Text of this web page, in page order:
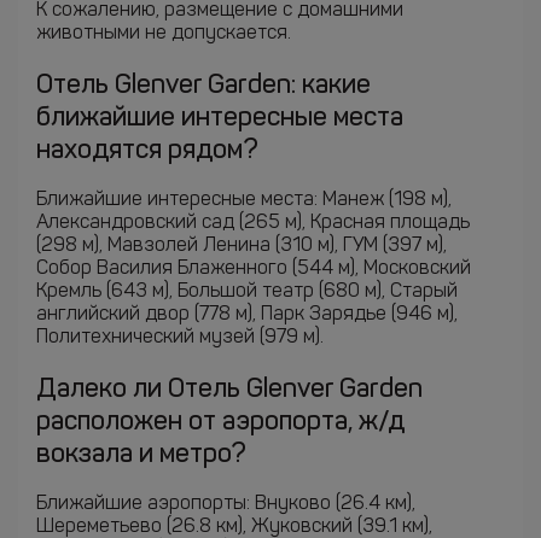
К сожалению, размещение с домашними
животными не допускается.
Отель Glenver Garden: какие
ближайшие интересные места
находятся рядом?
Ближайшие интересные места: Манеж (198 м),
Александровский сад (265 м), Красная площадь
(298 м), Мавзолей Ленина (310 м), ГУМ (397 м),
Собор Василия Блаженного (544 м), Московский
Кремль (643 м), Большой театр (680 м), Старый
английский двор (778 м), Парк Зарядье (946 м),
Политехнический музей (979 м).
Далеко ли Отель Glenver Garden
расположен от аэропорта, ж/д
вокзала и метро?
Ближайшие аэропорты: Внуково (26.4 км),
Шереметьево (26.8 км), Жуковский (39.1 км),